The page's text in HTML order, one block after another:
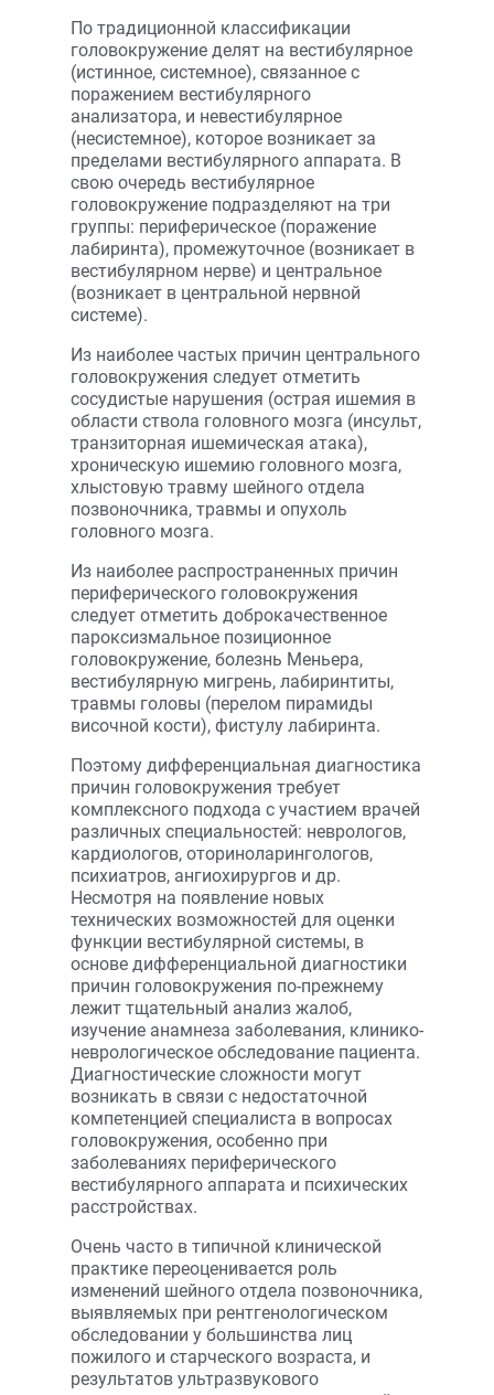
По традиционной классификации
головокружение делят на вестибулярное
(истинное, системное), связанное с
поражением вестибулярного
анализатора, и невестибулярное
(несистемное), которое возникает за
пределами вестибулярного аппарата. В
свою очередь вестибулярное
головокружение подразделяют на три
группы: периферическое (поражение
лабиринта), промежуточное (возникает в
вестибулярном нерве) и центральное
(возникает в центральной нервной
системе).
Из наиболее частых причин центрального
головокружения следует отметить
сосудистые нарушения (острая ишемия в
области ствола головного мозга (инсульт,
транзиторная ишемическая атака),
хроническую ишемию головного мозга,
хлыстовую травму шейного отдела
позвоночника, травмы и опухоль
головного мозга.
Из наиболее распространенных причин
периферического головокружения
следует отметить доброкачественное
пароксизмальное позиционное
головокружение, болезнь Меньера,
вестибулярную мигрень, лабиринтиты,
травмы головы (перелом пирамиды
височной кости), фистулу лабиринта.
Поэтому дифференциальная диагностика
причин головокружения требует
комплексного подхода с участием врачей
различных специальностей: неврологов,
кардиологов, оториноларингологов,
психиатров, ангиохирургов и др.
Несмотря на появление новых
технических возможностей для оценки
функции вестибулярной системы, в
основе дифференциальной диагностики
причин головокружения по-прежнему
лежит тщательный анализ жалоб,
изучение анамнеза заболевания, клинико-
неврологическое обследование пациента.
Диагностические сложности могут
возникать в связи с недостаточной
компетенцией специалиста в вопросах
головокружения, особенно при
заболеваниях периферического
вестибулярного аппарата и психических
расстройствах.
Очень часто в типичной клинической
практике переоценивается роль
изменений шейного отдела позвоночника,
выявляемых при рентгенологическом
обследовании у большинства лиц
пожилого и старческого возраста, и
результатов ультразвукового